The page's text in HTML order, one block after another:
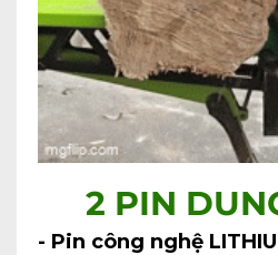
- Pin công nghệ
2 PIN